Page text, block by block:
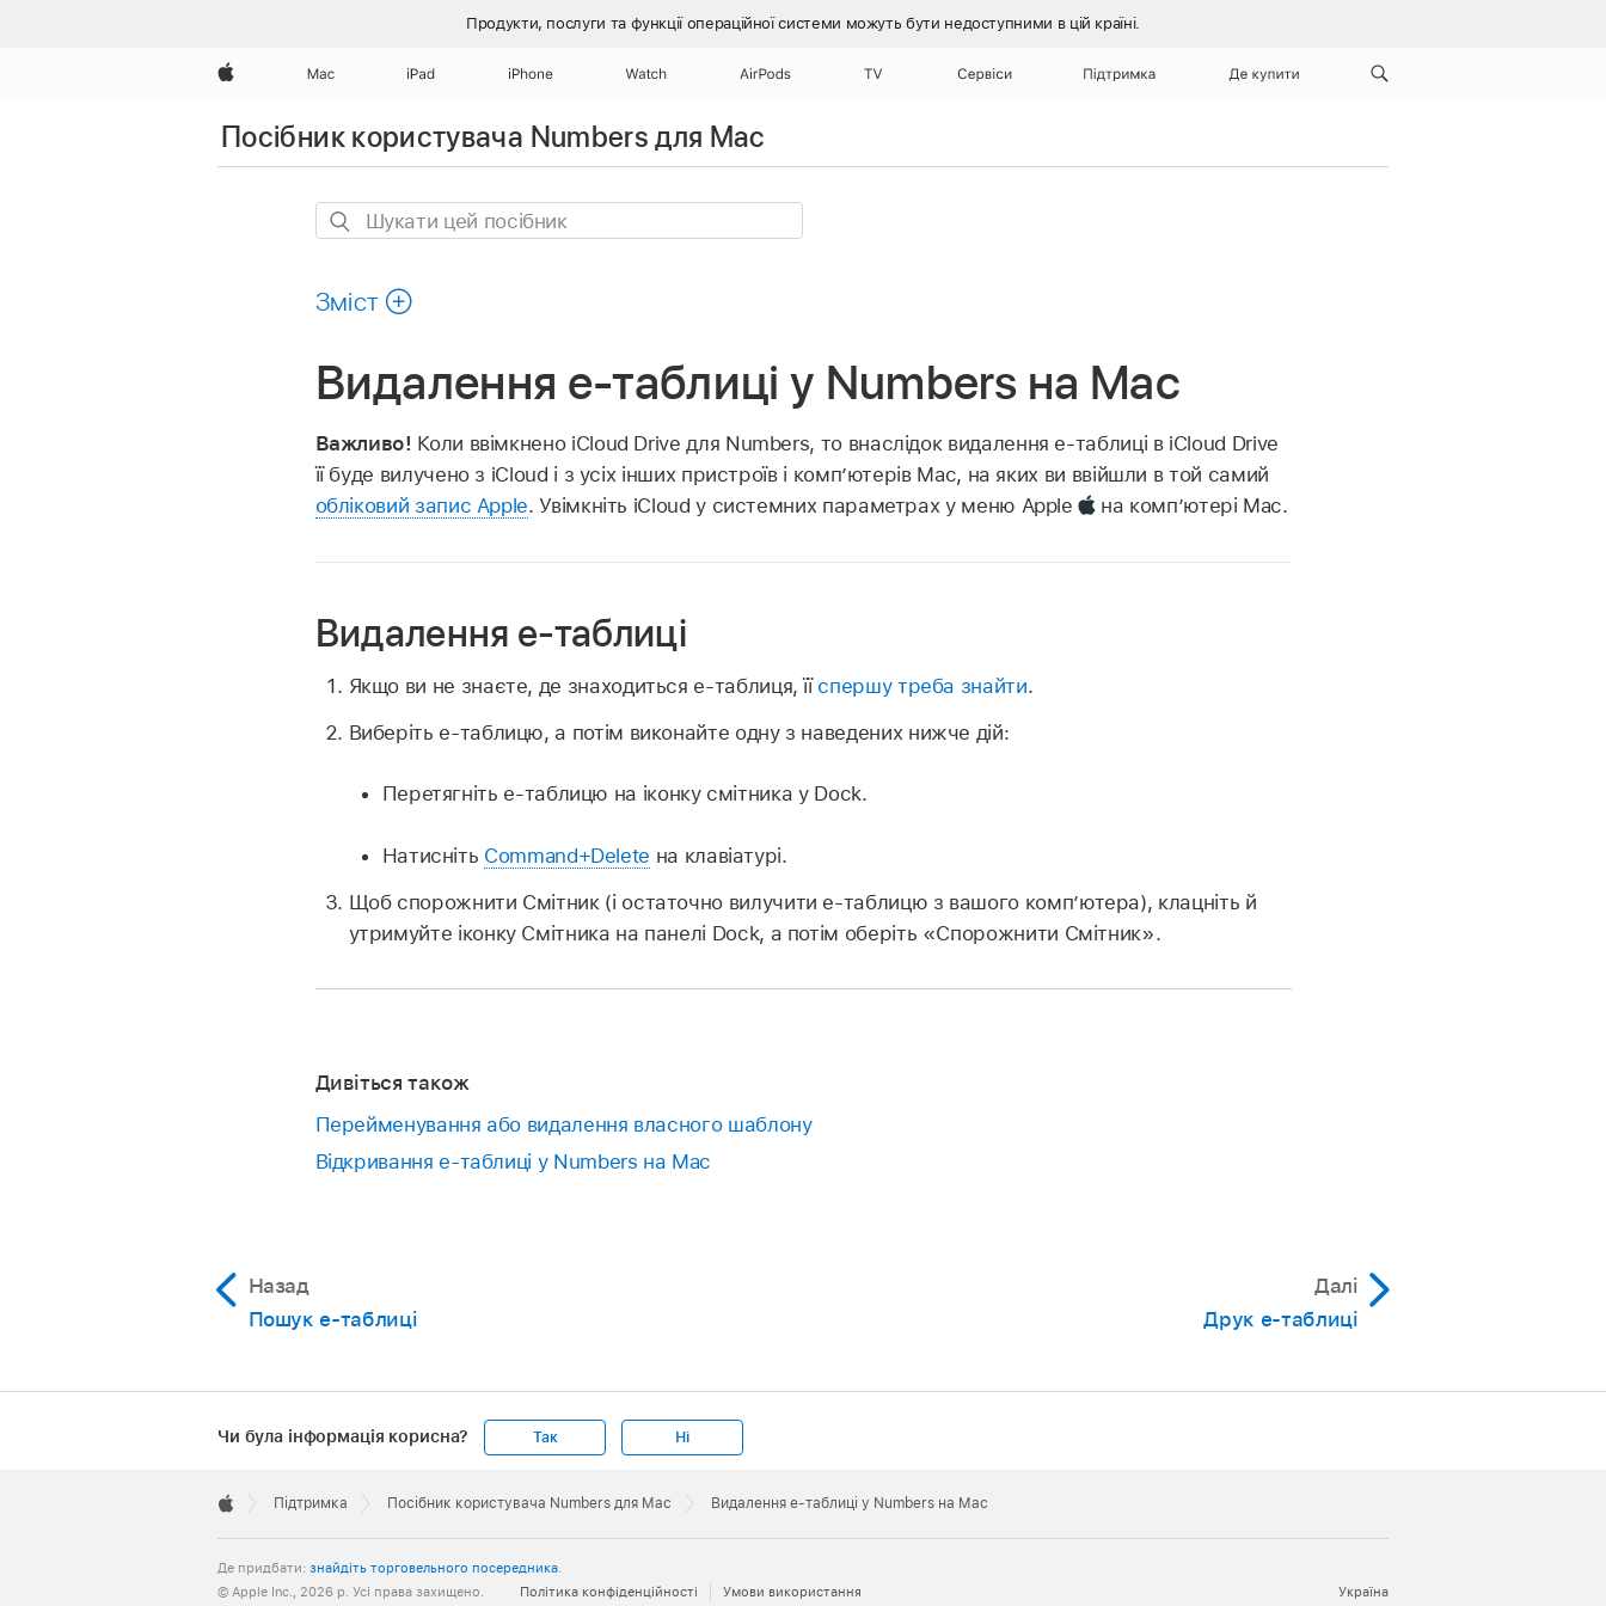
Продукти, послуги та функції операційної системи можуть бути недоступними в цій країні.
Apple Mac iPad iPhone Watch AirPods TV Сервіси Підтримка Де купити
Посібник користувача Numbers для Mac
Шукати
Зміст
Видалення е‑таблиці у Numbers на Mac
Важливо! Коли ввімкнено iCloud Drive для Numbers, то внаслідок видалення е‑таблиці в iCloud Drive
її буде вилучено з iCloud і з усіх інших пристроїв і компʼютерів Mac, на яких ви ввійшли в той самий
обліковий запис Apple. Увімкніть iCloud у системних параметрах у меню Apple на компʼютері Mac.
Видалення е‑таблиці
Якщо ви не знаєте, де знаходиться е‑таблиця, її спершу треба знайти.
Виберіть е‑таблицю, а потім виконайте одну з наведених нижче дій:
Перетягніть е‑таблицю на іконку смітника у Dock.
Натисніть Command+Delete на клавіатурі.
Щоб спорожнити Смітник (і остаточно вилучити е‑таблицю з вашого компʼютера), клацніть й
утримуйте іконку Смітника на панелі Dock, а потім оберіть «Спорожнити Смітник».
Дивіться також
Перейменування або видалення власного шаблону
Відкривання е‑таблиці у Numbers на Mac
Назад
Пошук е‑таблиці
Далі
Друк е‑таблиці
Чи була інформація корисна? Так Ні
Footer

Підтримка Посібник користувача Numbers для Mac Видалення е‑таблиці у Numbers на Mac
Де придбати: знайдіть торговельного посередника.
Україна
© Apple Inc., 2026 р. Усі права захищено. Політика конфіденційності Умови використання